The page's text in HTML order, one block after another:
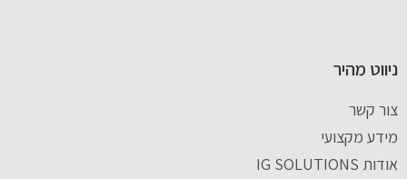
ניווט מהיר
צור קשר
מידע מקצועי
אודות IG SOLUTIONS